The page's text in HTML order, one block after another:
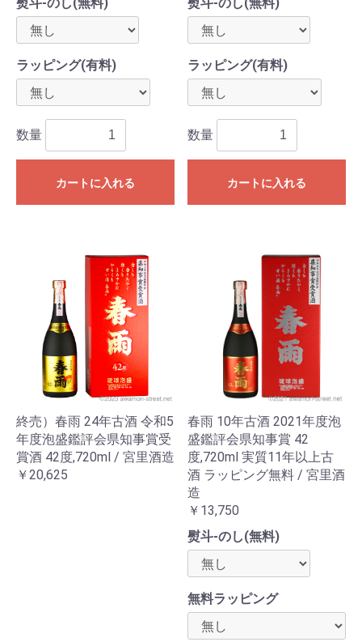
ラッピング(有料)
数量
カートに入れる
ラッピング(有料)
数量
カートに入れる
終売）春雨 24年古酒 令和5
年度泡盛鑑評会県知事賞受
賞酒 42度,720ml / 宮里酒造
￥20,625
春雨 10年古酒 2021年度泡
盛鑑評会県知事賞 42
度,720ml 実質11年以上古
酒 ラッピング無料 / 宮里酒
造
￥13,750
熨斗-のし(無料)
無料ラッピング